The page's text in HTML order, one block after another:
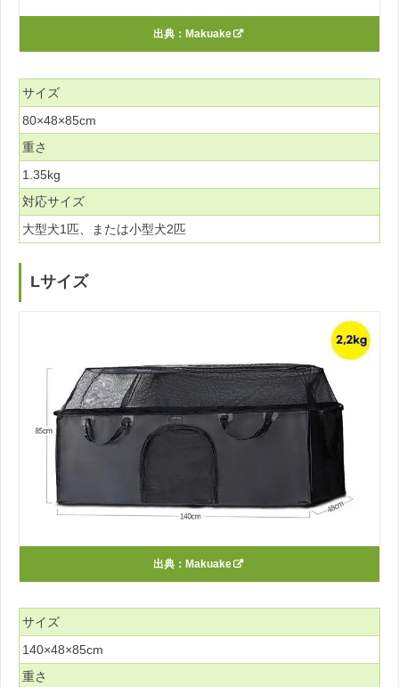
出典： Makuake
サイズ
80×48×85cm
重さ
1.35kg
対応サイズ
大型犬1匹、または小型犬2匹
Lサイズ
出典： Makuake
サイズ
140×48×85cm
重さ